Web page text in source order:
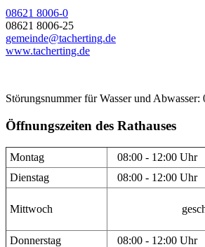
08621 8006-0
08621 8006-25
gemeinde@tacherting.de
www.tacherting.de
Störungsnummer für Wasser und Abwasser:
Öffnungszeiten des Rathauses
Montag 08:00 - 12:00 Uhr
Dienstag
08:00 - 12:00 Uhr
Mittwoch
Donnerstag 08:00 - 12:00 Uhr